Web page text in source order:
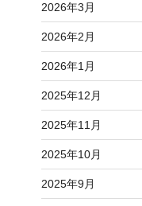
2026年3月
2026年2月
2026年1月
2025年12月
2025年11月
2025年10月
2025年9月